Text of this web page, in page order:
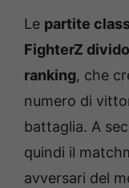
Le partite
FighterZ
ranking, che
numero di
battaglia. A
quindi il
avversari del